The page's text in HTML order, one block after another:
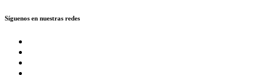
Síguenos en nuestras redes